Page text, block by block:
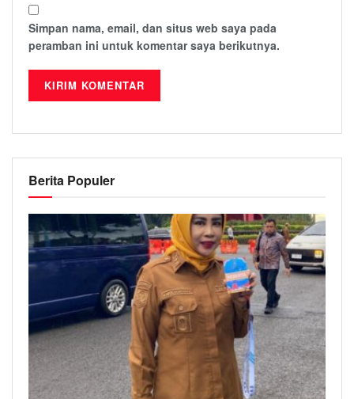
Simpan nama, email, dan situs web saya pada
peramban ini untuk komentar saya berikutnya.
Berita Populer